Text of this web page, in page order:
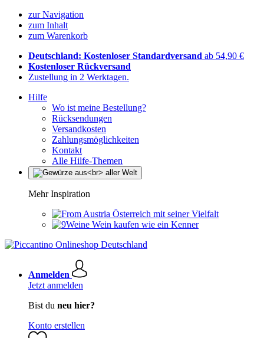
zur Navigation
zum Inhalt
zum Warenkorb
Deutschland: Kostenloser Standardversand ab 54,90 €
Kostenloser Rückversand
Zustellung in 2 Werktagen.
Hilfe
Wo ist meine Bestellung?
Rücksendungen
Versandkosten
Zahlungsmöglichkeiten
Kontakt
Alle Hilfe-Themen
Mehr Inspiration
Österreich mit seiner Vielfalt
Wein kaufen wie ein Kenner
Anmelden
Jetzt anmelden
Bist du neu hier?
Konto erstellen